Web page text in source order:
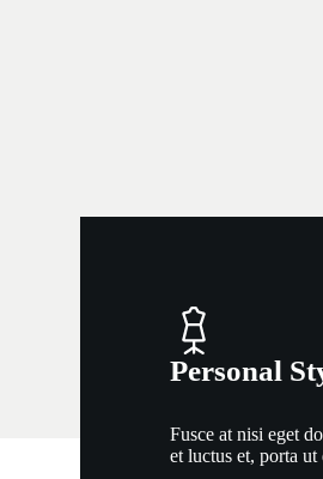
Personal
Fusce at nisi eget
et luctus et, porta